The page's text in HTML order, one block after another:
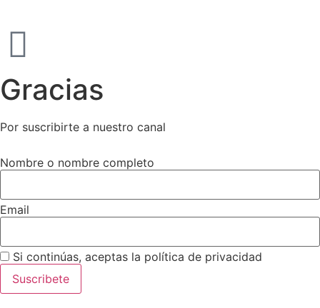
Gracias
Por suscribirte a nuestro canal
Nombre o nombre completo
Email
Si continúas, aceptas la política de privacidad